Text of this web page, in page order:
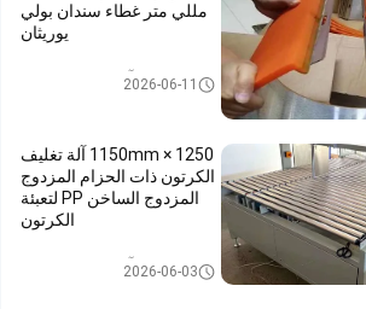
مللي متر غطاء سندان بولي
يوريثان
آلة الكرتون المموج2026-06-11
1250 × 1150mm آلة تغليف
الكرتون ذات الحزام المزدوج
المزدوج الساخن PP لتعبئة
الكرتون
آلة الكرتون المموج2026-06-03